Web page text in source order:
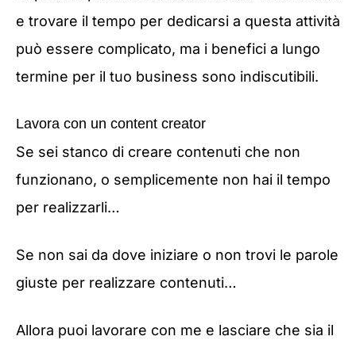
e trovare il tempo per dedicarsi a questa attività
può essere complicato, ma i benefici a lungo
termine per il tuo business sono indiscutibili.
Lavora con un content creator
Se sei stanco di creare contenuti che non
funzionano, o semplicemente non hai il tempo
per realizzarli…
Se non sai da dove iniziare o non trovi le parole
giuste per realizzare contenuti…
Allora puoi lavorare con me e lasciare che sia il